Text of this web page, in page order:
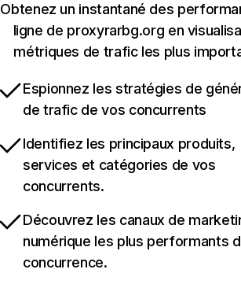
Obtenez un instantané des
ligne de proxyrarbg.org en
métriques de trafic les plus
Espionnez les stratégies de
de trafic de vos concurrents
Identifiez les principaux produits,
services et catégories de vos
concurrents.
Découvrez les canaux de
numérique les plus performants
concurrence.